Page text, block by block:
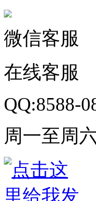
微信客服
在线客服
QQ:8588-
周一至周